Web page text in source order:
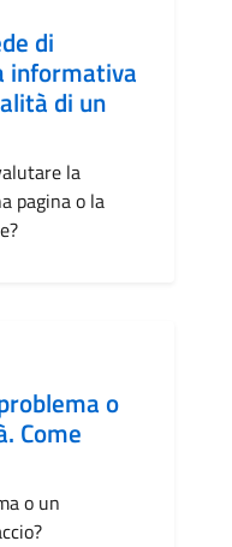
di
informativa
di un
la
pagina o la
o
Come
o un